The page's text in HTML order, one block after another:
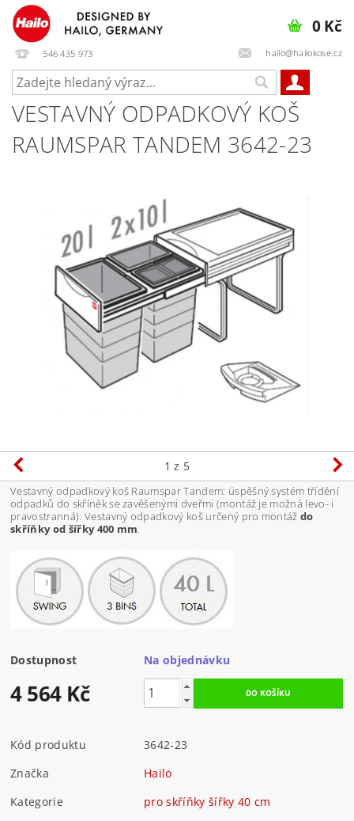
546 435 973 hailo@hailokose.cz
0 Kč
VESTAVNÝ ODPADKOVÝ KOŠ
RAUMSPAR TANDEM 3642-23
1 z 5
Vestavný odpadkový koš Raumspar Tandem: úspěšný systém třídění
odpadků do skříněk se zavěšenými dveřmi (montáž je možná levo- i
pravostranná). Vestavný odpadkový koš určený pro montáždo
skříňky od šířky 400 mm
Dostupnost Na objednávku
4 564 Kč
Kód produktu
3642-23
Značka
Hailo
Kategorie
pro skříňky šířky 40 cm